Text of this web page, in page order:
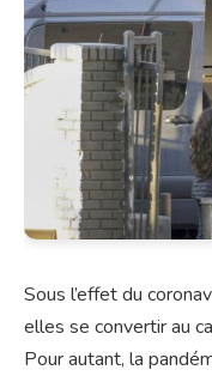
Sous l’effet du
elles se convertir au
Pour autant, la